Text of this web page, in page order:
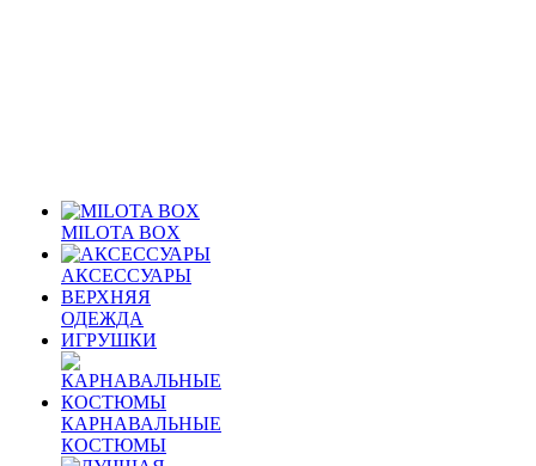
MILOTA BOX
АКСЕССУАРЫ
ВЕРХНЯЯ
ОДЕЖДА
ИГРУШКИ
КАРНАВАЛЬНЫЕ
КОСТЮМЫ